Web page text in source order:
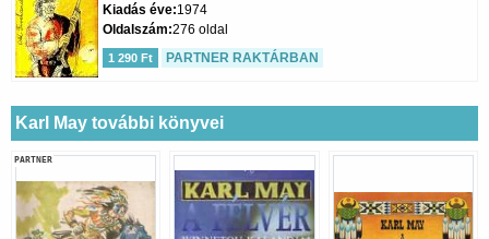
Kiadás éve 1974
Oldalszám 276 oldal
1 290 Ft PARTNER RAKTÁRBAN
Karl May további könyvei
PARTNER